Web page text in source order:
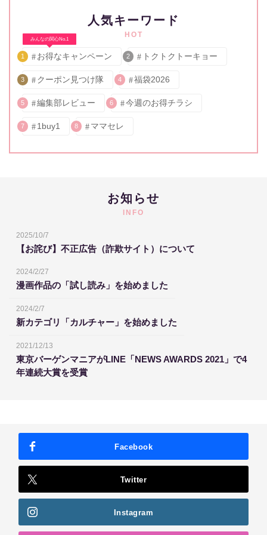
人気キーワード
HOT
みんなの関心No.1
1 お得なキャンペーン 2 トクトクトーキョー
3 クーポン見つけ隊 4 福袋2026
5 編集部レビュー 6 今週のお得チラシ
7 1buy1 8 ママセレ
お知らせ
INFO
2025/10/7
【お詫び】不正広告（詐欺サイト）について
2024/2/27
漫画作品の「試し読み」を始めました
2024/2/7
新カテゴリ「カルチャー」を始めました
2021/12/13
東京バーゲンマニアがLINE「NEWS AWARDS 2021」で4
年連続大賞を受賞
Facebook
Twitter
Instagram